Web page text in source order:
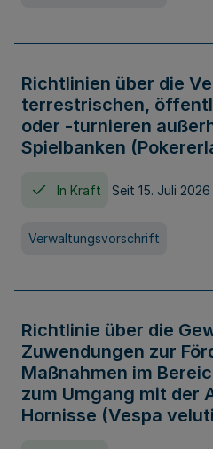
Richtlinien über die
terrestrischen,
oder -turnieren
Spielbanken
In Kraft Seit 15. Juli 2026
Verwaltungsvorschrift
Richtlinie über die
Zuwendungen zur
Maßnahmen im
zum Umgang mit der
Hornisse (Vespa